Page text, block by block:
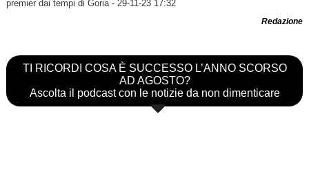
premier dai tempi di Goria- 29-11-23 17:32
Redazione
TI RICORDI COSA È SUCCESSO L’ANNO SCORSO
AD AGOSTO?
Ascolta il podcast con le notizie da non dimenticare